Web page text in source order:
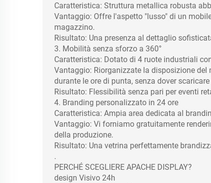
Caratteristica: Struttura metallica robusta
Vantaggio: Offre l'aspetto "lusso" di un
magazzino.
Risultato: Una presenza al dettaglio
3. Mobilità senza sforzo a 360°
Caratteristica: Dotato di 4 ruote industriali
Vantaggio: Riorganizzate la disposizione
durante le ore di punta, senza dover
Risultato: Flessibilità senza pari per eventi
4. Branding personalizzato in 24 ore
Caratteristica: Ampia area dedicata al
Vantaggio: Vi forniamo gratuitamente
della produzione.
Risultato: Una vetrina perfettamente
.
PERCHÉ SCEGLIERE APACHE DISPLAY?
design Visivo 24h